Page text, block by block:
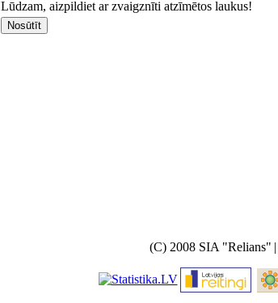
Lūdzam, aizpildiet ar zvaigznīti atzīmētos laukus!
(C) 2008 SIA "Relians" |